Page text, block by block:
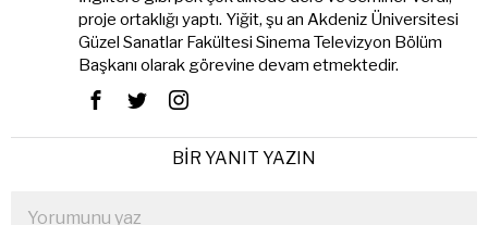
proje ortaklığı yaptı. Yiğit, şu an Akdeniz Üniversitesi
Güzel Sanatlar Fakültesi Sinema Televizyon Bölüm
Başkanı olarak görevine devam etmektedir.
BIR YANIT YAZIN